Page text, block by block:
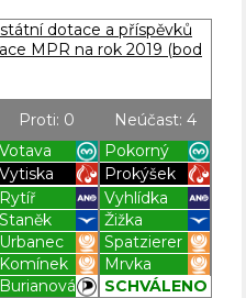
dotace a příspěvků
MPR na rok 2019 (bod
Proti: 0
Neúčast: 4
Votava
Pokorný
Vytiska
Prokýšek
Rytíř
Vyhlídka
Staněk
Žižka
Urbanec
Spatzierer
Komínek
Mrvka
Burianová
SCHVÁLENO